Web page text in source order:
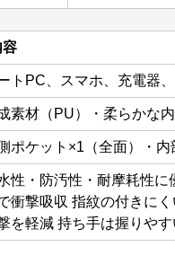
容
トPC、スマホ、充電器
素材（PU）・柔らかな
ポケット×1（全面）・
性・防汚性・耐摩耗性
衝撃吸収 指紋の付きに
を軽減 持ち手は握りや